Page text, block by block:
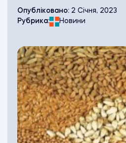
Опубліковано: 2 Січня, 2023
Рубрика:
Новини